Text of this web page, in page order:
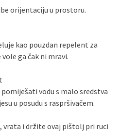
orijentaciju u prostoru.
kao pouzdan repelent za
ga čak ni mravi.
vodu s malo sredstva
u posudu s raspršivačem.
vrata i držite ovaj pištolj pri ruci